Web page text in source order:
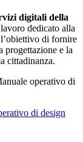
digitali della
dedicato alla
di fornire
progettazione e la
cittadinanza.
operativo di
di design